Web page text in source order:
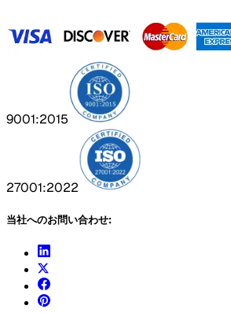
9001:2015
27001:2022
当社へのお問い合わせ: